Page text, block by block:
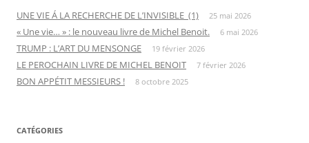
UNE VIE Á LA RECHERCHE DE L’INVISIBLE (1) 25 mai 2026
« Une vie… » : le nouveau livre de Michel Benoit. 6 mai 2026
TRUMP : L’ART DU MENSONGE 19 février 2026
LE PEROCHAIN LIVRE DE MICHEL BENOIT 7 février 2026
BON APPÉTIT MESSIEURS ! 8 octobre 2025
CATÉGORIES